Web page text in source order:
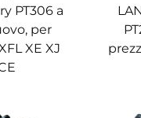
PT306 a
per
XE XJ